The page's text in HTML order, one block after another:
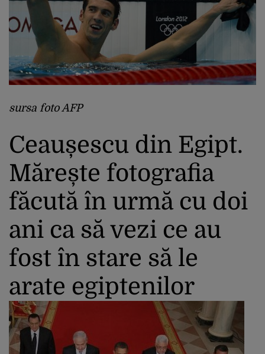
sursa foto AFP
Ceaușescu din Egipt.
Mărește fotografia
făcută în urmă cu doi
ani ca să vezi ce au
fost în stare să le
arate egiptenilor